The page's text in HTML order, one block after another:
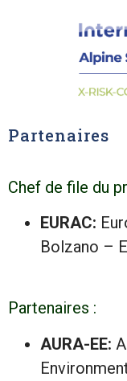
Partenaires
Chef de file du
EURAC:
Bolzano –
Partenaires :
AURA-EE: